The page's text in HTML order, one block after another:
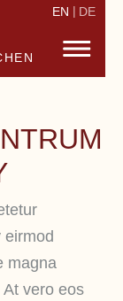
EN DE
eirmod
magna
vero eos